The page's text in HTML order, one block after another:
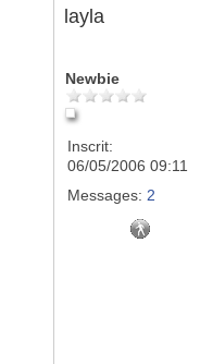
layla
Newbie
Inscrit:
06/05/2006 09:11
Messages: 2